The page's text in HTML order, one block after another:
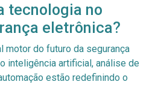
tecnologia no
eletrônica?
motor do futuro da segurança
inteligência artificial, análise de
estão redefinindo o